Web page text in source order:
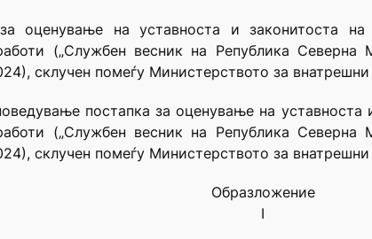
оценување на уставноста и законитоста
(„Службен весник на Република Северна
склучен помеѓу Министерството за
постапка за оценување на уставноста
(„Службен весник на Република Северна
склучен помеѓу Министерството за
Образложение
I